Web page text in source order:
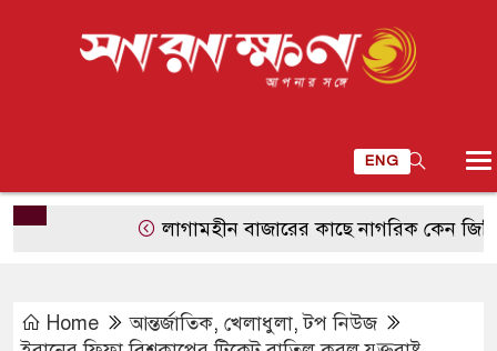
ENG
লাগামহীন বাজারের কাছে নাগরিক কেন জিম্মি?
Home আন্তর্জাতিক, খেলাধুলা,টপ নিউজ